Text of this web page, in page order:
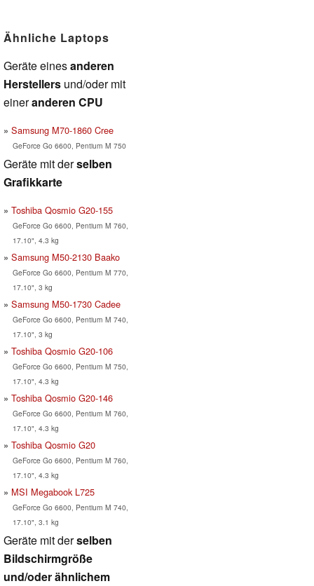
Ähnliche Laptops
Geräte einesanderen
Herstellers und/oder mit
eineranderen CPU
Samsung M70-1860 Cree
GeForce Go 6600, Pentium M 750
Geräte mit derselben
Grafikkarte
Toshiba Qosmio G20-155
GeForce Go 6600, Pentium M 760,
17.10", 4.3 kg
Samsung M50-2130 Baako
GeForce Go 6600, Pentium M 770,
17.10", 3 kg
Samsung M50-1730 Cadee
GeForce Go 6600, Pentium M 740,
17.10", 3 kg
Toshiba Qosmio G20-106
GeForce Go 6600, Pentium M 750,
17.10", 4.3 kg
Toshiba Qosmio G20-146
GeForce Go 6600, Pentium M 760,
17.10", 4.3 kg
Toshiba Qosmio G20
GeForce Go 6600, Pentium M 760,
17.10", 4.3 kg
MSI Megabook L725
GeForce Go 6600, Pentium M 740,
17.10", 3.1 kg
Geräte mit derselben
Bildschirmgröße
und/oder ähnlichem